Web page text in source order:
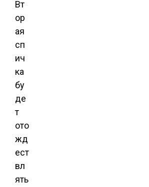
Вт
ор
ая
сп
ич
ка
бу
де
т
ото
жд
ест
вл
ять